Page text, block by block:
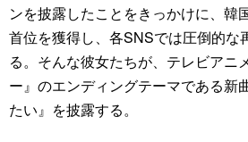
ンを披露したことをきっかけに、韓
首位を獲得し、各SNSでは圧倒的な
る。そんな彼女たちが、テレビアニ
ー』のエンディングテーマである新
たい』を披露する。